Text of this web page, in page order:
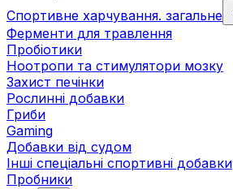
Спортивне харчування. загальне
Ферменти для травлення
Пробіотики
Ноотропи та стимулятори мозку
Захист печінки
Рослинні добавки
Гриби
Gaming
Добавки від судом
Інші спеціальні спортивні добавки
Пробники